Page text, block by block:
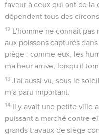
faveur à ceux qui ont de la
dépendent tous des
12 L'homme ne connaît pas
aux poissons capturés
piège : comme eux, les
malheur arrive, lorsqu'il
13 J'ai aussi vu, sous le
m'a paru important.
14 Il y avait une petite ville
puissant a marché contre
grands travaux de siège